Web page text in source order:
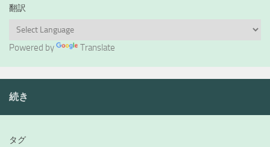
翻訳
Powered by Translate
続き
タグ